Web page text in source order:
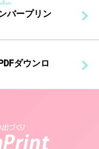
バープリン
ダウンロ